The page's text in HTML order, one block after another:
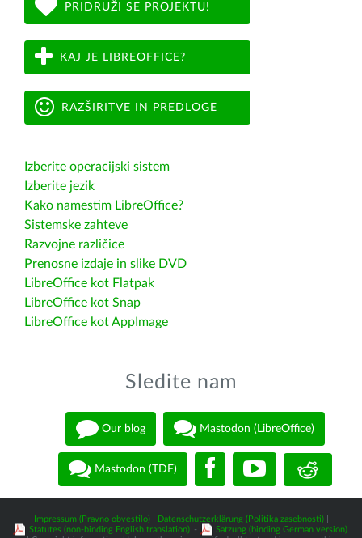
PRIDRUŽI SE PROJEKTU!
KAJ JE LIBREOFFICE?
RAZŠIRITVE IN PREDLOGE
Izberite operacijski sistem
Izberite jezik
Kako namestim LibreOffice?
Sistemske zahteve
Razvojne različice
Prenosne izdaje in slike DVD
LibreOffice kot Flatpak
LibreOffice kot Snap
LibreOffice kot AppImage
Sledite nam
Our blog Mastodon (LibreOffice)
Mastodon (TDF)
Impressum (Pravno obvestilo)| Datenschutzerklärung (Politika zasebnosti)|
Statutes (non-binding English translation) -
Satzung (binding German version)